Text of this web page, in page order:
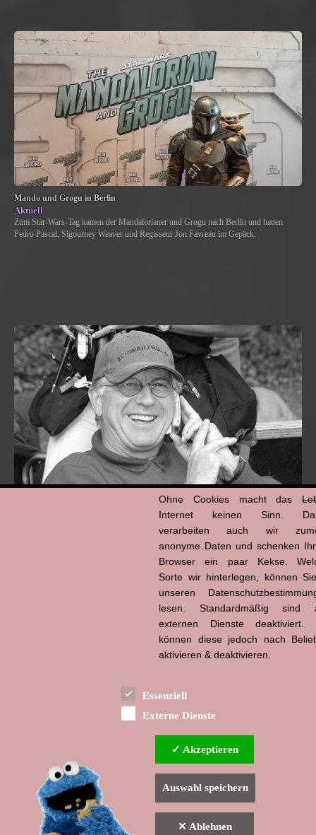
Mando und Grogu in Berlin
Aktuell
Zum Star-Wars-Tag kamen der Mandalorianer und Grogu nach Berlin und hatten
Pedro Pascal, Sigourney Weaver und Regisseur Jon Favreau im Gepäck.
Ohne Cookies macht das
Internet keinen Sinn.
verarbeiten auch wir
anonyme Daten und schenken
Browser ein paar Kekse.
Sorte wir hinterlegen, können
unseren
lesen. Standardmäßig sind
externen Dienste deaktiviert.
können diese jedoch nach
aktivieren & deaktivieren.
Essenziell
Externe Dienste
✓ Akzeptieren
Auswahl speichern
✕ Ablehnen